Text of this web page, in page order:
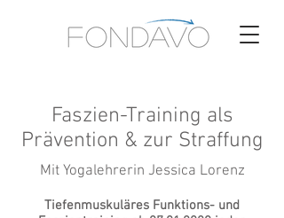
Faszien-Training als
Prävention & zur Straffung
Mit Yogalehrerin Jessica Lorenz
Tiefenmuskuläres Funktions- und